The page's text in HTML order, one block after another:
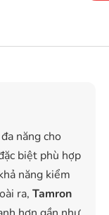
năng cho
biệt phù hợp
năng kiểm
ra, Tamron